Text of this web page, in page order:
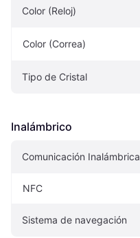
Color (Reloj)
Color (Correa)
Tipo de Cristal
Inalámbrico
Comunicación Inalámbrica
NFC
Sistema de navegación